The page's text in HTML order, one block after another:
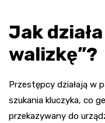
Jak
walizkę”?
Przestępcy działają w
szukania kluczyka, co
przekazywany do